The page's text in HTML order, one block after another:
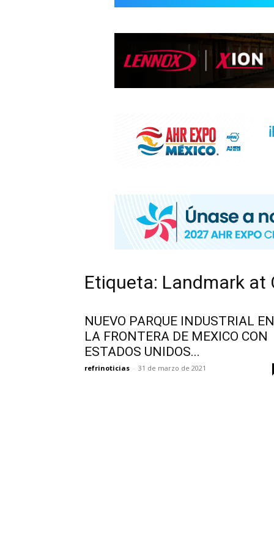
HVAC/R
DE
Etiqueta: Landmark at
NUEVO PARQUE INDUSTRIAL EN
LA FRONTERA DE MEXICO CON
ESTADOS UNIDOS...
refrinoticias - 31 de marzo de 2021